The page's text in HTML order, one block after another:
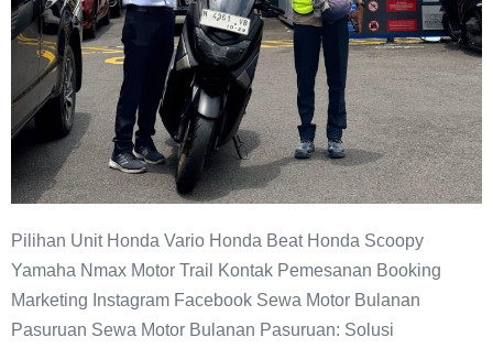
Pilihan Unit Honda Vario Honda Beat Honda Scoopy
Yamaha Nmax Motor Trail Kontak Pemesanan Booking
Marketing Instagram Facebook Sewa Motor Bulanan
Pasuruan Sewa Motor Bulanan Pasuruan: Solusi